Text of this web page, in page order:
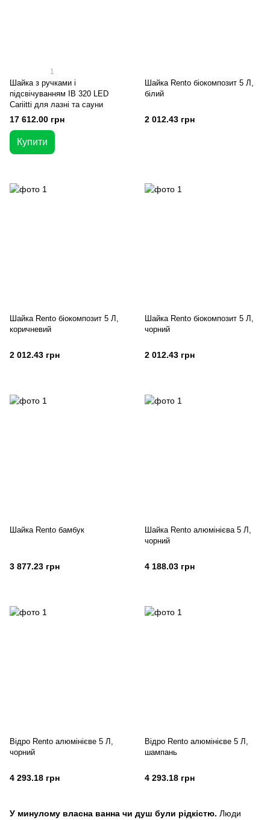
1
Шайка з ручками і
підсвічуванням IB 320 LED
Cariitti для лазні та сауни
17 612.00 грн
Купити
Шайка Rento біокомпозит 5 Л,
білий
2 012.43 грн
Шайка Rento біокомпозит 5 Л,
коричневий
2 012.43 грн
Шайка Rento біокомпозит 5 Л,
чорний
2 012.43 грн
Шайка Rento бамбук
3 877.23 грн
Шайка Rento алюмінієва 5 Л,
чорний
4 188.03 грн
Відро Rento алюмінієве 5 Л,
чорний
4 293.18 грн
Відро Rento алюмінієве 5 Л,
шампань
4 293.18 грн
У минулому власна ванна чи душ були рідкістю. Люди